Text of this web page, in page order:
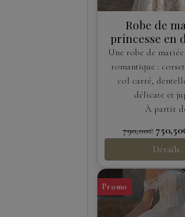
Robe de
princesse en
fleurie – col
nœud
Une robe de mariée
romantique :
col carré,
délicate et
À partir
790,00€
Détails
Promo